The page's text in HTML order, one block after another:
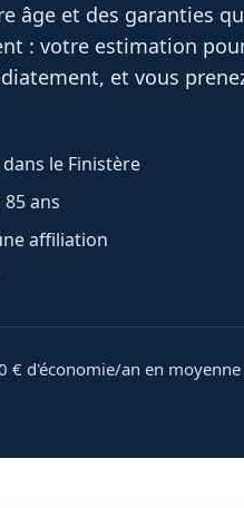
âge et des garanties
: votre estimation
et vous
le Finistère
ans
affiliation
€ d'économie/an en moyenne